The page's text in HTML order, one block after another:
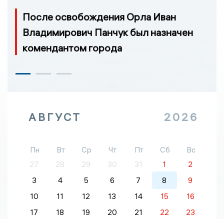
После освобождения Орла Иван
Владимирович Панчук был назначен
комендантом города
АВГУСТ 2026
Пн Вт Ср Чт Пт Сб
Вс
27
28 29 30 31 1
2
3
4 5 6 7 8
9
10
11 12 13 14 15
16
17
18 19 20 21 22
23